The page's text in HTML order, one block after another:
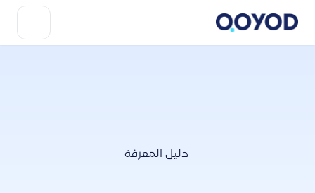
دليل المعرفة